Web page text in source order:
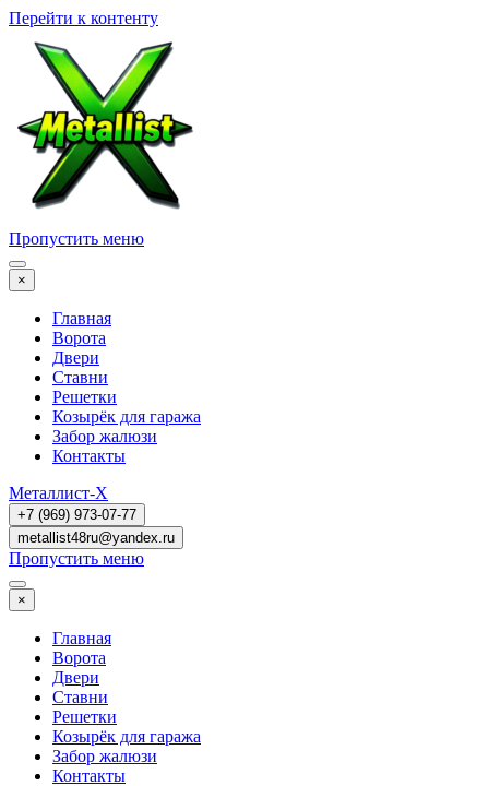
Перейти к контенту
Пропустить меню
×
Главная
Ворота
Двери
Ставни
Решетки
Козырёк для гаража
Забор жалюзи
Контакты
Металлист-X
+7 (969) 973-07-77
metallist48ru@yandex.ru
Пропустить меню
×
Главная
Ворота
Двери
Ставни
Решетки
Козырёк для гаража
Забор жалюзи
Контакты